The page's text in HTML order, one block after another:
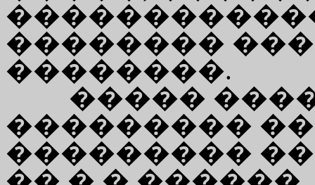
��������
��������.
�����
���������
���������